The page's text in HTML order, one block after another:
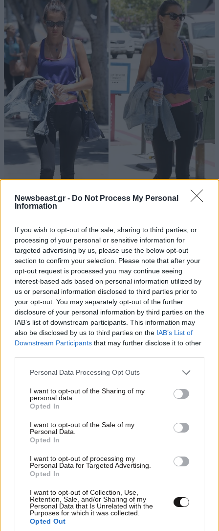
Newsbeast.gr - Do Not Process My Personal
Information
If you wish to opt-out of the sale, sharing to third parties, or
processing of your personal or sensitive information for
targeted advertising by us, please use the below opt-out
section to confirm your selection. Please note that after your
opt-out request is processed you may continue seeing
interest-based ads based on personal information utilized by
us or personal information disclosed to third parties prior to
your opt-out. You may separately opt-out of the further
disclosure of your personal information by third parties on the
IAB’s list of downstream participants. This information may
also be disclosed by us to third parties on the IAB’s List of
Downstream Participants that may further disclose it to other
Please note that this website/app uses one or more Google
not limited to your visit or usage behaviour. You may click to
grant or deny consent to Google and its third-party tags to
use your data for below specified purposes in below Google
consent section.
Personal Data Processing Opt Outs
I want to opt-out of the Sharing of my
personal data.
Opted In
I want to opt-out of the Sale of my
Personal Data.
Opted In
I want to opt-out of processing my
Personal Data for Targeted Advertising.
Opted In
I want to opt-out of Collection, Use,
Retention, Sale, and/or Sharing of my
Personal Data that Is Unrelated with the
Purposes for which it was collected.
Opted Out
ΠΕΡΙΣΣΟΤΕΡΑ ΑΠΟ ΤΟ LIFESTYLE
Γιώργος Λιάγκας – Μαρία Αντωνά: Το
φωτογραφικό άλμπουμ των διακοπών τους σε
Μύκονο και Τήνο